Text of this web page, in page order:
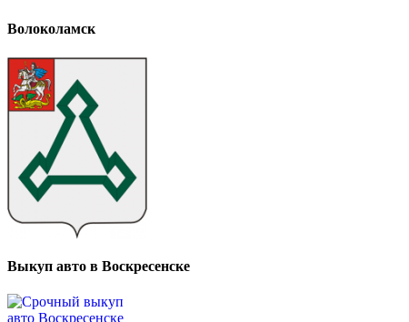
Волоколамск
Выкуп авто в Воскресенске